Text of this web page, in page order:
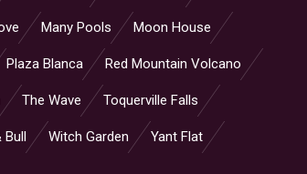
Many Pools Moon House
Plaza Blanca Red Mountain Volcano
The Wave Toquerville Falls
Bull Witch Garden Yant Flat